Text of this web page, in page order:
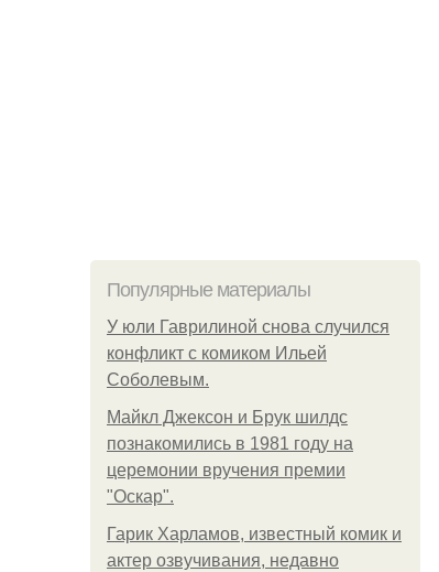
Популярные материалы
У юли Гаврилиной снова случился
конфликт с комиком Ильей
Соболевым.
Майкл Джексон и Брук шилдс
познакомились в 1981 году на
церемонии вручения премии
"Оскар".
Гарик Харламов, известный комик и
актер озвучивания, недавно